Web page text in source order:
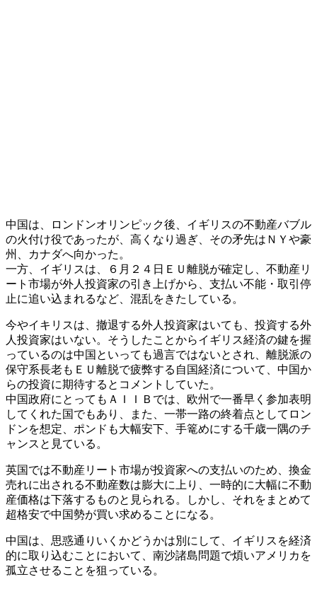
中国は、ロンドンオリンピック後、イギリスの不動産バブル
の火付け役であったが、高くなり過ぎ、その矛先はＮＹや豪
州、カナダへ向かった。
一方、イギリスは、６月２４日ＥＵ離脱が確定し、不動産リ
ート市場が外人投資家の引き上げから、支払い不能・取引停
止に追い込まれるなど、混乱をきたしている。
今やイキリスは、撤退する外人投資家はいても、投資する外
人投資家はいない。そうしたことからイギリス経済の鍵を握
っているのは中国といっても過言ではないとされ、離脱派の
保守系長老もＥＵ離脱で疲弊する自国経済について、中国か
らの投資に期待するとコメントしていた。
中国政府にとってもＡＩＩＢでは、欧州で一番早く参加表明
してくれた国でもあり、また、一帯一路の終着点としてロン
ドンを想定、ポンドも大幅安下、手篭めにする千歳一隅のチ
ャンスと見ている。
英国では不動産リート市場が投資家への支払いのため、換金
売れに出される不動産数は膨大に上り、一時的に大幅に不動
産価格は下落するものと見られる。しかし、それをまとめて
超格安で中国勢が買い求めることになる。
中国は、思惑通りいくかどうかは別にして、イギリスを経済
的に取り込むことにおいて、南沙諸島問題で煩いアメリカを
孤立させることを狙っている。